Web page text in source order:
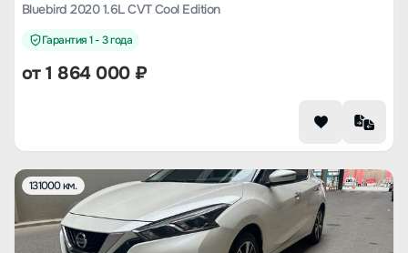
Bluebird 2020 1.6L CVT Cool Edition
Гарантия 1 - 3 года
от1 864 000₽
131000 км.